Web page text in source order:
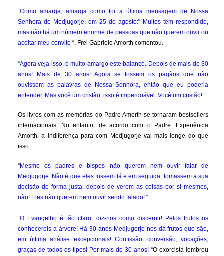
“Como amarga, amarga como foi a última mensagem de Nossa
Senhora de Medjugorje, em 25 de agosto:” Muitos têm respondido,
mas não há um número enorme de pessoas que não querem ouvir ou
aceitar meu convite “, Frei Gabriele Amorth comentou.
“Agora veja isso, é muito amargo este balanço. Depois de mais de 30
anos! Mais de 30 anos! Agora se fossem os pagãos que não
ouvissem as palavras de Nossa Senhora, então que eu poderia
entender. Mas você um cristão, isso é imperdoável. Você um cristão!“.
Os livros com as memórias do Padre Amorth se tornaram bestsellers
internacionais. No entanto, de acordo com o Padre. Experiência
Amorth, a indiferença para com Medjugorje vai mais longe do que
isso:
“Mesmo os padres e bispos não querem nem ouvir falar de
Medjugorje. Não é que eles fossem lá e em seguida, tomassem a sua
decisão de forma justa, depois de verem as coisas por si mesmos,
não! Eles não querem nem ouvir sendo falado!“
“O Evangelho é tão claro, diz-nos como discernir! Pelos frutos os
conhecereis a árvore! Há 30 anos Medjugorje nos dá frutos que são,
em última análise excepcionais! Confissão, conversão, vocações,
graças de todos os tipos! Por mais de 30 anos! “O exorcista lembrou